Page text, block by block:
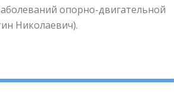
опорно-двигательной
Николаевич).